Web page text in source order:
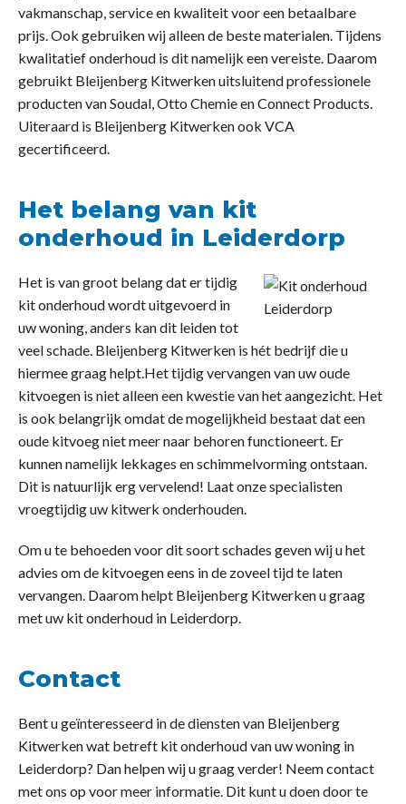
vakmanschap, service en kwaliteit voor een betaalbare
prijs. Ook gebruiken wij alleen de beste materialen. Tijdens
kwalitatief onderhoud is dit namelijk een vereiste. Daarom
gebruikt Bleijenberg Kitwerken uitsluitend professionele
producten van Soudal, Otto Chemie en Connect Products.
Uiteraard is Bleijenberg Kitwerken ook VCA
gecertificeerd.
Het belang van kit
onderhoud in Leiderdorp
Het is van groot belang dat er tijdig
kit onderhoud wordt uitgevoerd in
uw woning, anders kan dit leiden tot
veel schade. Bleijenberg Kitwerken is hét bedrijf die u
hiermee graag helpt.Het tijdig vervangen van uw oude
kitvoegen is niet alleen een kwestie van het aangezicht. Het
is ook belangrijk omdat de mogelijkheid bestaat dat een
oude kitvoeg niet meer naar behoren functioneert. Er
kunnen namelijk lekkages en schimmelvorming ontstaan.
Dit is natuurlijk erg vervelend! Laat onze specialisten
vroegtijdig uw kitwerk onderhouden.
Om u te behoeden voor dit soort schades geven wij u het
advies om de kitvoegen eens in de zoveel tijd te laten
vervangen. Daarom helpt Bleijenberg Kitwerken u graag
met uw kit onderhoud in Leiderdorp.
Contact
Bent u geïnteresseerd in de diensten van Bleijenberg
Kitwerken wat betreft kit onderhoud van uw woning in
Leiderdorp? Dan helpen wij u graag verder! Neem contact
met ons op voor meer informatie. Dit kunt u doen door te